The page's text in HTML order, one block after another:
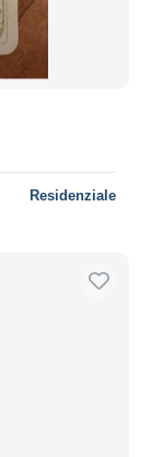
Residenziale